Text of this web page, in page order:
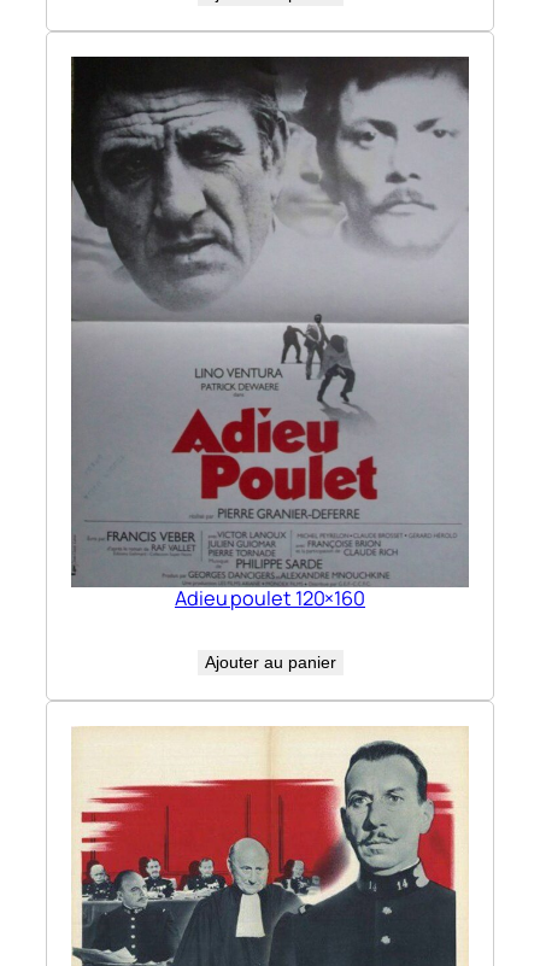
Adieu poulet 120×160
Ajouter au panier